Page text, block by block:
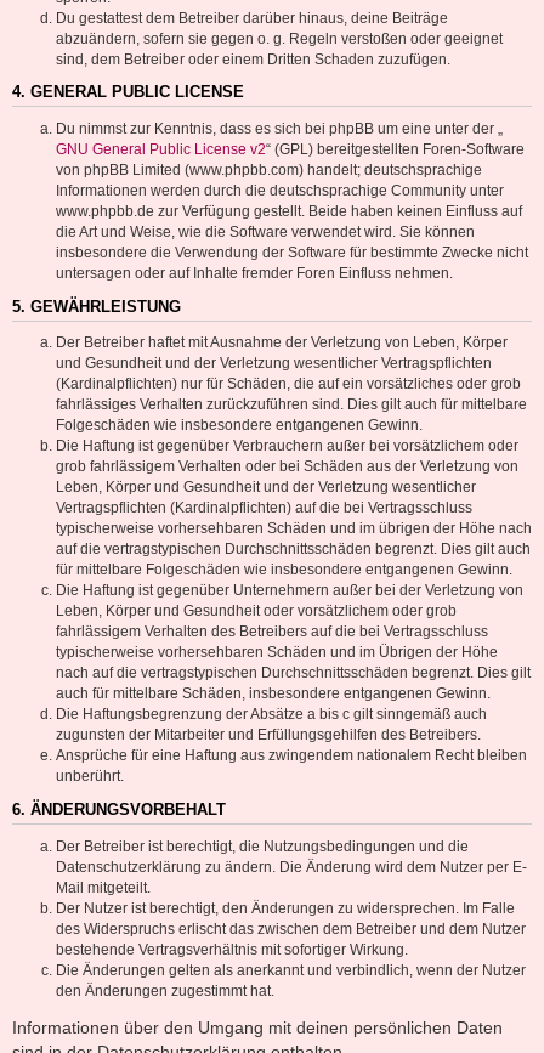
Du gestattest dem Betreiber darüber hinaus, deine Beiträge
abzuändern, sofern sie gegen o. g. Regeln verstoßen oder geeignet
sind, dem Betreiber oder einem Dritten Schaden zuzufügen.
4. GENERAL PUBLIC LICENSE
Du nimmst zur Kenntnis, dass es sich bei phpBB um eine unter der „
GNU General Public License v2“ (GPL) bereitgestellten Foren-Software
von phpBB Limited (www.phpbb.com) handelt; deutschsprachige
Informationen werden durch die deutschsprachige Community unter
www.phpbb.de zur Verfügung gestellt. Beide haben keinen Einfluss auf
die Art und Weise, wie die Software verwendet wird. Sie können
insbesondere die Verwendung der Software für bestimmte Zwecke nicht
untersagen oder auf Inhalte fremder Foren Einfluss nehmen.
5. GEWÄHRLEISTUNG
Der Betreiber haftet mit Ausnahme der Verletzung von Leben, Körper
und Gesundheit und der Verletzung wesentlicher Vertragspflichten
(Kardinalpflichten) nur für Schäden, die auf ein vorsätzliches oder grob
fahrlässiges Verhalten zurückzuführen sind. Dies gilt auch für mittelbare
Folgeschäden wie insbesondere entgangenen Gewinn.
Die Haftung ist gegenüber Verbrauchern außer bei vorsätzlichem oder
grob fahrlässigem Verhalten oder bei Schäden aus der Verletzung von
Leben, Körper und Gesundheit und der Verletzung wesentlicher
Vertragspflichten (Kardinalpflichten) auf die bei Vertragsschluss
typischerweise vorhersehbaren Schäden und im übrigen der Höhe nach
auf die vertragstypischen Durchschnittsschäden begrenzt. Dies gilt auch
für mittelbare Folgeschäden wie insbesondere entgangenen Gewinn.
Die Haftung ist gegenüber Unternehmern außer bei der Verletzung von
Leben, Körper und Gesundheit oder vorsätzlichem oder grob
fahrlässigem Verhalten des Betreibers auf die bei Vertragsschluss
typischerweise vorhersehbaren Schäden und im Übrigen der Höhe
nach auf die vertragstypischen Durchschnittsschäden begrenzt. Dies gilt
auch für mittelbare Schäden, insbesondere entgangenen Gewinn.
Die Haftungsbegrenzung der Absätze a bis c gilt sinngemäß auch
zugunsten der Mitarbeiter und Erfüllungsgehilfen des Betreibers.
Ansprüche für eine Haftung aus zwingendem nationalem Recht bleiben
unberührt.
6. ÄNDERUNGSVORBEHALT
Der Betreiber ist berechtigt, die Nutzungsbedingungen und die
Datenschutzerklärung zu ändern. Die Änderung wird dem Nutzer per E-
Mail mitgeteilt.
Der Nutzer ist berechtigt, den Änderungen zu widersprechen. Im Falle
des Widerspruchs erlischt das zwischen dem Betreiber und dem Nutzer
bestehende Vertragsverhältnis mit sofortiger Wirkung.
Die Änderungen gelten als anerkannt und verbindlich, wenn der Nutzer
den Änderungen zugestimmt hat.
Informationen über den Umgang mit deinen persönlichen Daten